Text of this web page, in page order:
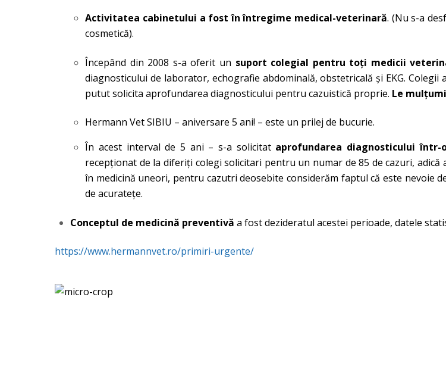
Activitatea cabinetului a fost în întregime medical-veterinară. (Nu s-a
cosmetică).
Începând din 2008 s-a oferit un suport colegial pentru toţi medicii
diagnosticului de laborator, echografie abdominală, obstetricală şi EKG.
putut solicita aprofundarea diagnosticului pentru cazuistică proprie. Le
Hermann Vet SIBIU – aniversare 5 ani! – este un prilej de bucurie.
În acest interval de 5 ani – s-a solicitat aprofundarea diagnosticului într-
recepţionat de la diferiţi colegi solicitari pentru un numar de 85 de cazuri,
în medicină uneori, pentru cazutri deosebite considerăm faptul că este nevoie
de acurateţe.
Conceptul de medicină preventivă a fost dezideratul acestei perioade, datele
https://www.hermannvet.ro/primiri-urgente/